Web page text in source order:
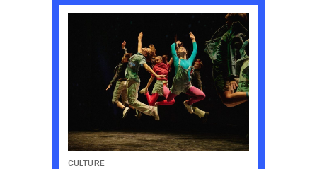
CULTURE